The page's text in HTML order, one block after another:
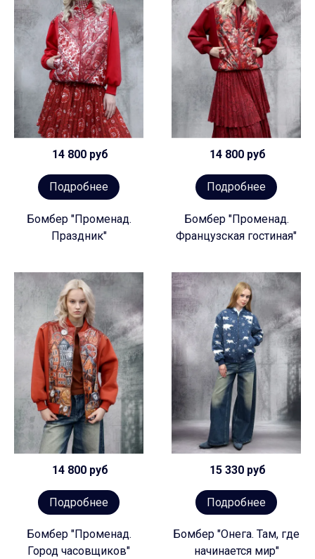
14 800 руб
Подробнее
Бомбер "Променад.
Праздник"
14 800 руб
Подробнее
Бомбер "Променад.
Французская гостиная"
14 800 руб
Подробнее
Бомбер "Променад.
Город часовщиков"
15 330 руб
Подробнее
Бомбер "Онега. Там, где
начинается мир"